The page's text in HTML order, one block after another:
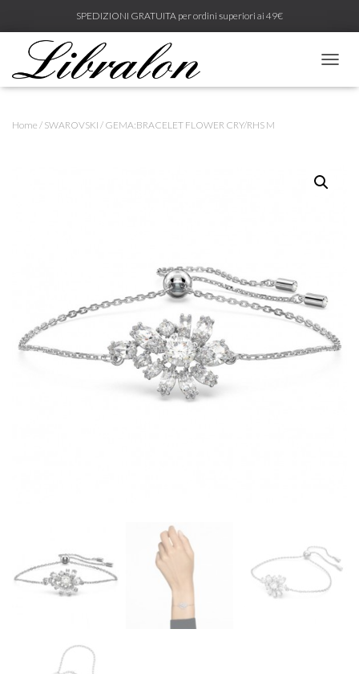
SPEDIZIONI GRATUITA per ordini superiori ai 49€
A
Home / SWAROVSKI / GEMA:BRACELET FLOWER CRY/RHS M